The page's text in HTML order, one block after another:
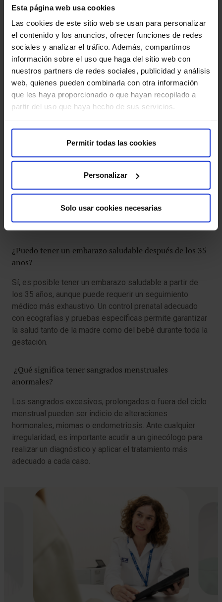
Esta página web usa cookies
Las cookies de este sitio web se usan para personalizar
el contenido y los anuncios, ofrecer funciones de redes
sociales y analizar el tráfico. Además, compartimos
información sobre el uso que haga del sitio web con
nuestros partners de redes sociales, publicidad y análisis
web, quienes pueden combinarla con otra información
que les haya proporcionado o que hayan recopilado a
partir del uso que haya hecho de sus servicios.
Permitir todas las cookies
Personalizar
Solo usar cookies necesarias
¿Es normal sentir dolor durante la menstruación?
El dolor menstrual leve es habitual, pero no debería
interferir de forma significativa en tu rutina diaria. Si
experimentas dolores menstruales intensos, ciclos
irregulares o molestias que afectan tu calidad de vida, es
recomendable acudir al ginecólogo para descartar
patologías como la endometriosis o los miomas
uterinos.
¿Qué es la endometriosis y cuál es su tratamiento?
que el tejido del revestimiento del útero crece fuera de
él, provocando dolor y otros síntomas. Su tratamiento
puede incluir medicación hormonal, analgésicos o cirugía
fundamental para mejorar el pronóstico y la calidad de
vida.
¿Puedo tener un embarazo saludable después de los 35
años?
Sí, es posible tener un embarazo saludable a partir de
los 35 años, aunque puede requerir un seguimiento
médico más exhaustivo. Un control prenatal adecuado
con ecografías y pruebas específicas permite garantizar
la salud tanto de la madre como del bebé durante toda la
gestación.
¿Qué significa tener sangrados menstruales
anormales?
Los sangrados excesivos, prolongados o fuera del ciclo
menstrual pueden ser indicio de alteraciones
hormonales, miomas o endometriosis. Ante cualquier
irregularidad, es importante acudir a un ginecólogo para
realizar un diagnóstico y aplicar el tratamiento más
adecuado a cada caso.